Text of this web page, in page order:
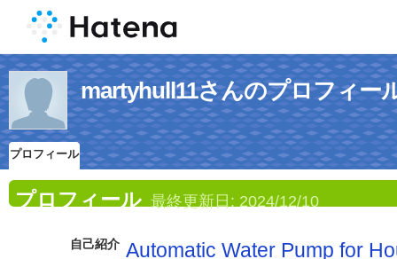
martyhull11さんのプロフィー
プロフィール
プロフィール 最終更新日: 2024/12/10
自己紹介 Automatic Water Pump for